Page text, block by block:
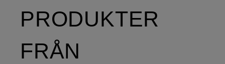
PRODUKTER
FRÅN